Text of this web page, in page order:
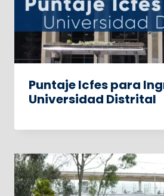
Puntaje Icfes para
Universidad Distrital